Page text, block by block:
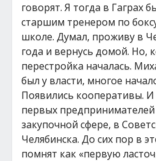
говорят. Я тогда в Гаграх
старшим тренером по
школе. Думал, проживу в
года и вернусь домой. Но,
перестройка началась.
был у власти, многое
Появились кооперативы. И
первых
закупочной сфере, в
Челябинска. До сих пор в
помнят как «первую